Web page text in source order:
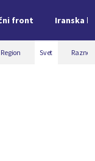
front Iranska
Region Svet Razno